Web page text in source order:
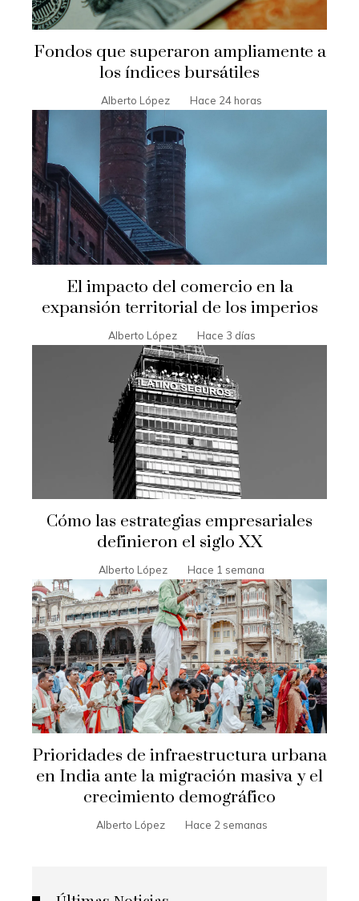
Fondos que superaron ampliamente a
los índices bursátiles
Alberto López Hace 24 horas
El impacto del comercio en la
expansión territorial de los imperios
Alberto López Hace 3 días
Cómo las estrategias empresariales
definieron el siglo XX
Alberto López Hace 1 semana
Prioridades de infraestructura urbana
en India ante la migración masiva y el
crecimiento demográfico
Alberto López Hace 2 semanas